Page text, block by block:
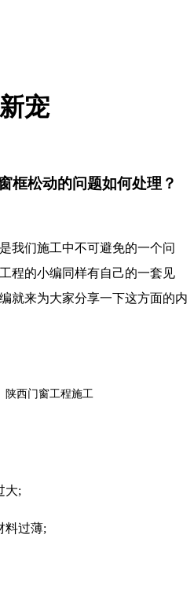
宠
框松动的问题如何处理？
我们施工中不可避免的一个问
程的小编同样有自己的一套见
就来为大家分享一下这方面的内
大;
料过薄;